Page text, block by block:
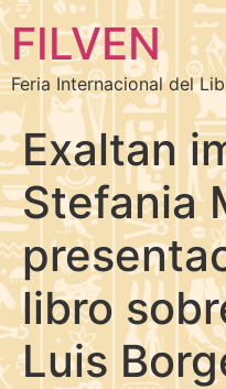
FILVEN
Feria Internacional del
Exaltan
Stefania
libro
Luis